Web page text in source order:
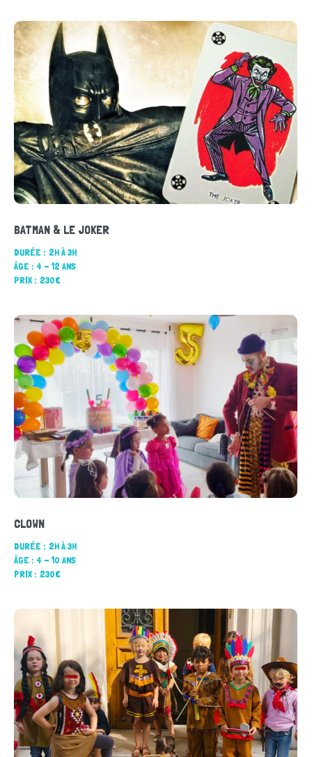
BATMAN & LE JOKER
DURÉE : 2H À 3H
ÂGE : 4 - 12 ANS
PRIX : 230€
CLOWN
DURÉE : 2H À 3H
ÂGE : 4 - 10 ANS
PRIX : 230€